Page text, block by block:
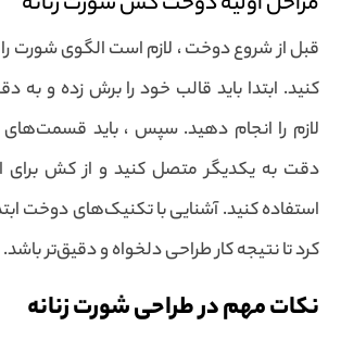
قبل از شروع دوخت ، لازم است الگوی شورت را
کنید. ابتدا باید قالب خود را برش زده و به
لازم را انجام دهید. سپس ، باید قسمت‌های
دقت به یکدیگر متصل کنید و از کش برای
استفاده کنید. آشنایی با تکنیک‌های دوخت
کرد تا نتیجه کار طراحی دلخواه و دقیق‌تر باشد.
نکات مهم در طراحی شورت زنانه